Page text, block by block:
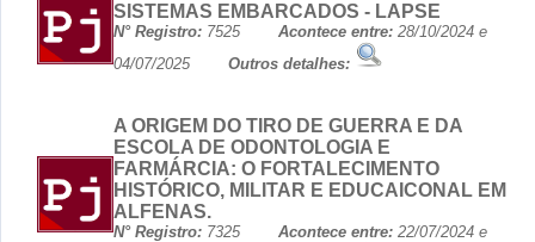
SISTEMAS EMBARCADOS - LAPSE
N° Registro: 7525 Acontece entre: 28/10/2024 e
04/07/2025 Outros detalhes:
A ORIGEM DO TIRO DE GUERRA E DA
ESCOLA DE ODONTOLOGIA E
FARMÁRCIA: O FORTALECIMENTO
HISTÓRICO, MILITAR E EDUCAICONAL EM
ALFENAS.
N° Registro: 7325 Acontece entre: 22/07/2024 e